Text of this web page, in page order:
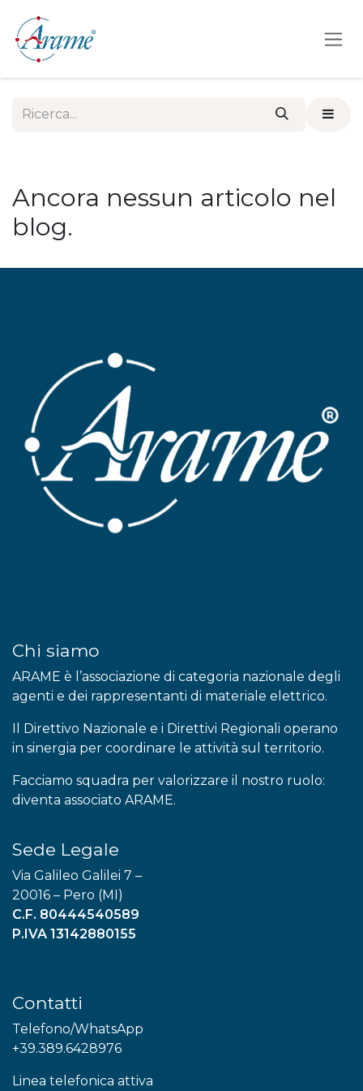
Ancora nessun articolo nel
blog.
Chi siamo
ARAME è l’associazione di categoria nazionale degli
agenti e dei rappresentanti di materiale elettrico.
Il Direttivo Nazionale e i Direttivi Regionali operano
in sinergia per coordinare le attività sul territorio.
Facciamo squadra per valorizzare il nostro ruolo:
diventa associato ARAME.
Sede Legale
Via Galileo Galilei 7 –
20016 – Pero (MI)
C.F. 80444540589
P.IVA 13142880155
Contatti
Telefono/WhatsApp
+39.389.6428976
Linea telefonica attiva